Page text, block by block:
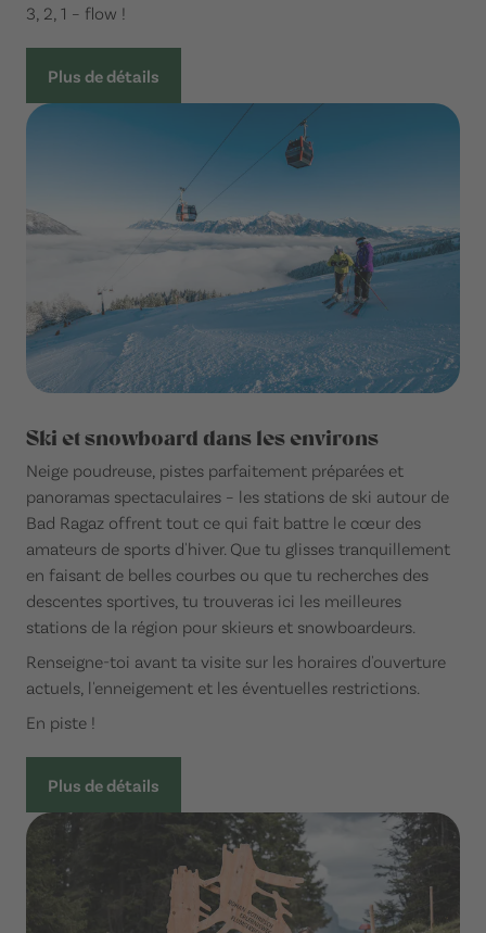
3, 2, 1 – flow !
Plus de détails
Ski et snowboard dans les environs
Neige poudreuse, pistes parfaitement préparées et
panoramas spectaculaires – les stations de ski autour de
Bad Ragaz offrent tout ce qui fait battre le cœur des
amateurs de sports d'hiver. Que tu glisses tranquillement
en faisant de belles courbes ou que tu recherches des
descentes sportives, tu trouveras ici les meilleures
stations de la région pour skieurs et snowboardeurs.
Renseigne-toi avant ta visite sur les horaires d'ouverture
actuels, l'enneigement et les éventuelles restrictions.
En piste !
Plus de détails